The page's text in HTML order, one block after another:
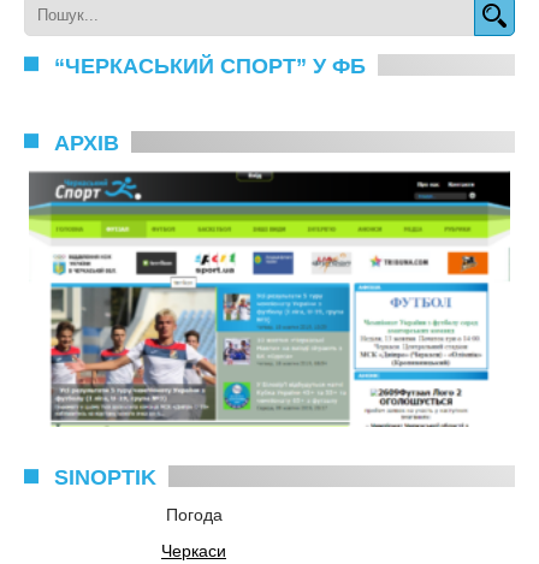
“ЧЕРКАСЬКИЙ СПОРТ” У ФБ
АРХІВ
SINOPTIK
Погода
Черкаси